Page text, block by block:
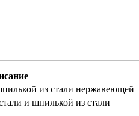
из стали нержавеющей
и шпилькой из стали